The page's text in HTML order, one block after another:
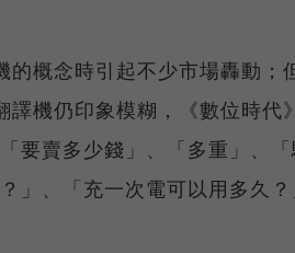
概念時引起不少市場轟動；
機仍印象模糊，《數位時代
要賣多少錢」、「多重」、
」、「充一次電可以用多久